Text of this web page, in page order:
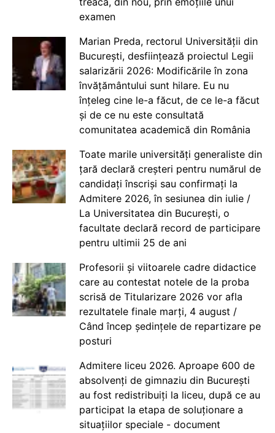
examen
Marian Preda, rectorul Universității din
București, desființează proiectul Legii
salarizării 2026: Modificările în zona
învățământului sunt hilare. Eu nu
înțeleg cine le-a făcut, de ce le-a făcut
și de ce nu este consultată
comunitatea academică din România
Toate marile universități generaliste din
țară declară creșteri pentru numărul de
candidați înscriși sau confirmați la
Admitere 2026, în sesiunea din iulie /
La Universitatea din București, o
facultate declară record de participare
pentru ultimii 25 de ani
Profesorii și viitoarele cadre didactice
care au contestat notele de la proba
scrisă de Titularizare 2026 vor afla
rezultatele finale marți, 4 august /
Când încep ședințele de repartizare pe
posturi
Admitere liceu 2026. Aproape 600 de
absolvenți de gimnaziu din București
au fost redistribuiți la liceu, după ce au
participat la etapa de soluționare a
situațiilor speciale - document